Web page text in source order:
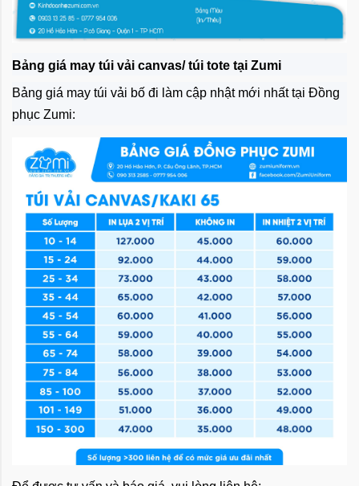
Bảng giá may túi vải canvas/ túi tote tại Zumi
Bảng giá may túi vải bố đi làm cập nhật mới nhất tại Đồng
phục Zumi: